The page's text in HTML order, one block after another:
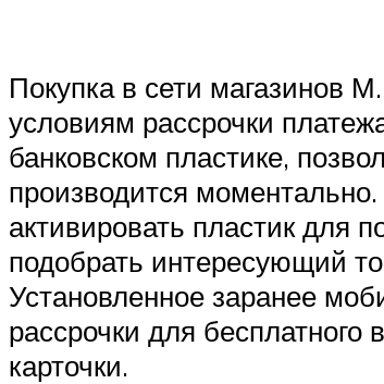
Покупка в сети магазинов
условиям рассрочки
банковском пластике,
производится
активировать пластик для
подобрать интересующий
Установленное заранее
рассрочки для бесплатного
карточки.